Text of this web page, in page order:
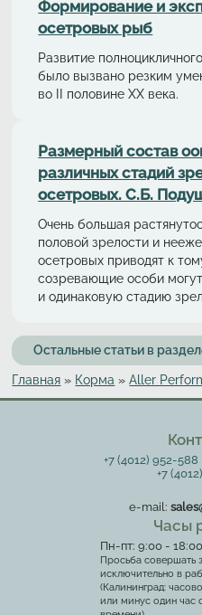
Формирование и
осетровых рыб
Развитие
было вызвано резким
во II половине XX века.
Размерный состав
различных стадий
осетровых. С.Б.
Очень большая
половой зрелости и
осетровых приводят к
созревающие особи
и одинаковую стадию
Остальные статьи в
Вы здесь
Главная » Корма »Aller
+7 (4012) 952-588
+7
e-mail:
Часы
Пн-пт: 9:00 -
Просьба совершать
исключительно в
(Калининград:
или минус один час